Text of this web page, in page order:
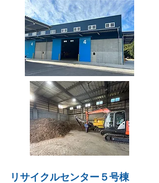
リサイクルセンター５号棟